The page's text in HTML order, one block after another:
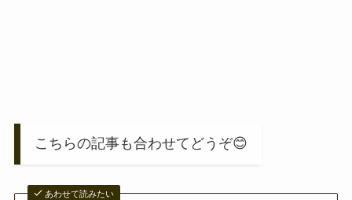
こちらの記事も合わせてどうぞ😊
あわせて読みたい